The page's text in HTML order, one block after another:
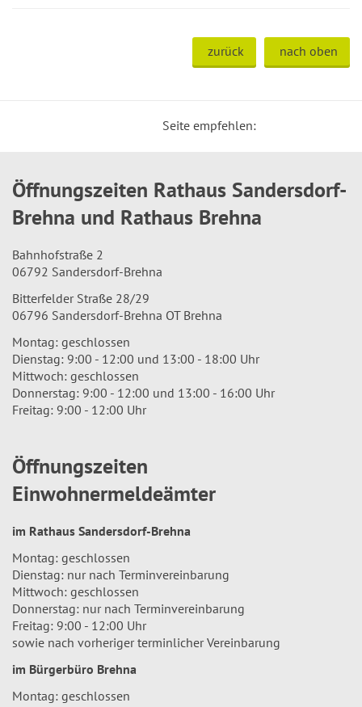
zurück nach oben
Seite empfehlen:
Öffnungszeiten Rathaus Sandersdorf-
Brehna und Rathaus Brehna
Bahnhofstraße 2
06792 Sandersdorf-Brehna
Bitterfelder Straße 28/29
06796 Sandersdorf-Brehna OT Brehna
Montag: geschlossen
Dienstag: 9:00 - 12:00 und 13:00 - 18:00 Uhr
Mittwoch: geschlossen
Donnerstag: 9:00 - 12:00 und 13:00 - 16:00 Uhr
Freitag: 9:00 - 12:00 Uhr
Öffnungszeiten
Einwohnermeldeämter
im Rathaus Sandersdorf-Brehna
Montag: geschlossen
Dienstag: nur nach Terminvereinbarung
Mittwoch: geschlossen
Donnerstag: nur nach Terminvereinbarung
Freitag: 9:00 - 12:00 Uhr
sowie nach vorheriger terminlicher Vereinbarung
im Bürgerbüro Brehna
Montag: geschlossen